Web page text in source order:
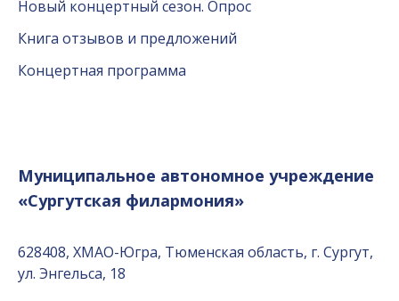
Новый концертный сезон. Опрос
Книга отзывов и предложений
Концертная программа
Муниципальное автономное учреждение
«Сургутская филармония»
628408, ХМАО-Югра, Тюменская область, г. Сургут,
ул. Энгельса, 18